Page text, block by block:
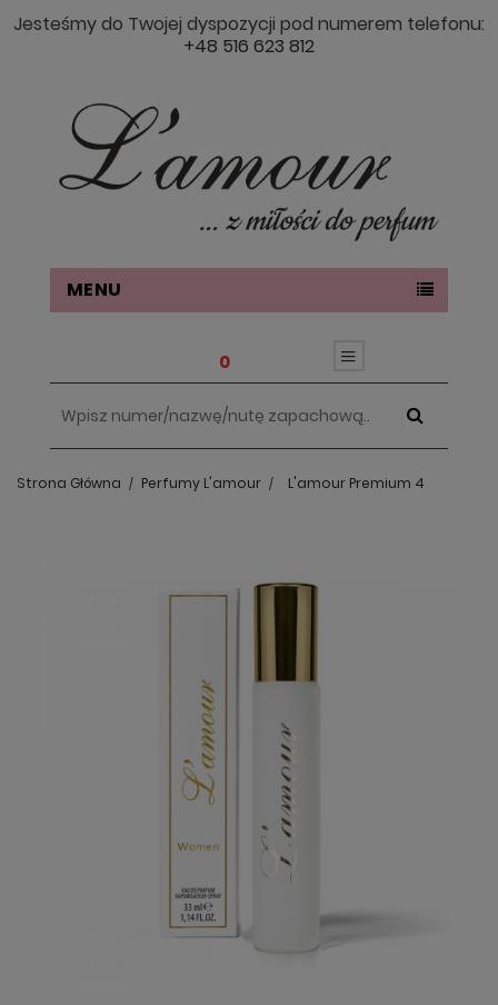
Jesteśmy do Twojej dyspozycji pod numerem telefonu:
+48 516 623 812
MENU
0
Strona Główna Perfumy L'amour L'amour Premium 4